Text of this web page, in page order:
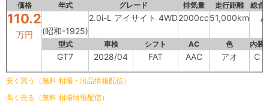
価格 年式 グレード 排気量 走行距離 総合
110.2
万円 (昭和-1925)
2.0i-L アイサイト 4WD2000cc51,000km 4
型式 車検 シフト AC 色 内装
GT7 2028/04 FAT AAC アオ C
安く買う（無料 相場・出品情報配信）
高く売る（無料 相場情報配信）